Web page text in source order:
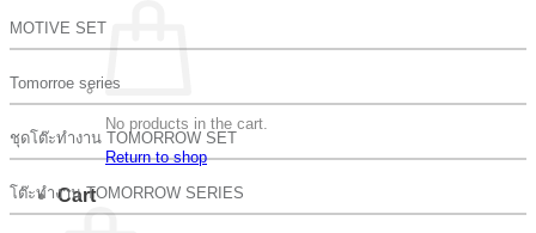
No products in the cart.
Return to shop
Cart
MOTIVE SET
Tomorroe series
ชุดโต๊ะทำงาน TOMORROW SET
โต๊ะทำงาน TOMORROW SERIES